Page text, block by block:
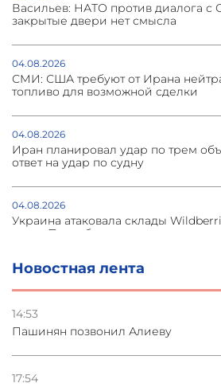
Новостная лента
14:53
Пашинян позвонил Алиеву
17:54
Васильев: НАТО против диалога с
закрытые двери нет смысла
04.08.2026
СМИ: США требуют от Ирана
топливо для возможной сделки
04.08.2026
Иран планировал удар по трем
ответ на удар по судну
04.08.2026
Украина атаковала склады
и под Петербургом
03.08.2026
Стратегия безопасности ОДКБ
Азербайджане